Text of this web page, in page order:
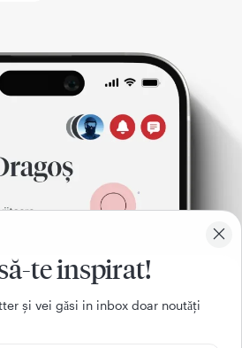
te inspirat!
și vei gǎsi in inbox doar noutǎți